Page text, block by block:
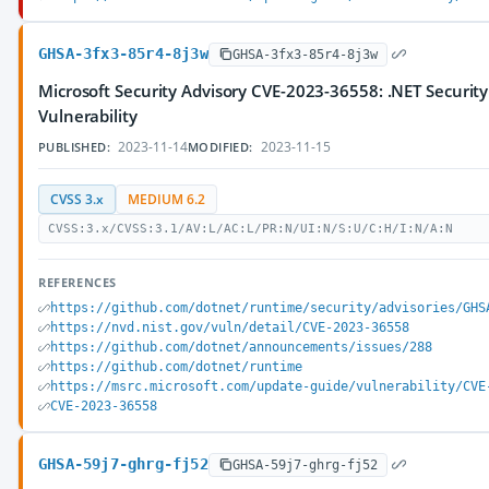
GHSA-3fx3-85r4-8j3w GHSA-3fx3-85r4-8j3w
Microsoft Security Advisory CVE-2023-36558: .NET
Vulnerability
PUBLISHED: 2023-11-14MODIFIED: 2023-11-15
CVSS 3.x MEDIUM 6.2
CVSS:3.x/CVSS:3.1/AV:L/AC:L/PR:N/UI:N/S:U/C:H/I:N/A:N
REFERENCES
https://github.com/dotnet/runtime/security/advisories/
https://nvd.nist.gov/vuln/detail/CVE-2023-36558
https://github.com/dotnet/announcements/issues/288
https://github.com/dotnet/runtime
https://msrc.microsoft.com/update-guide/vulnerability/CVE-
CVE-2023-36558
GHSA-59j7-ghrg-fj52 GHSA-59j7-ghrg-fj52